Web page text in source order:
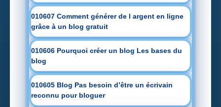
010607 Comment générer de l argent en ligne
grâce à un blog gratuit
010606 Pourquoi créer un blog Les bases du
blog
010605 Blog Pas besoin d’être un écrivain
reconnu pour bloguer